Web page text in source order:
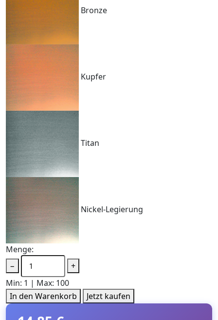
Bronze
Kupfer
Titan
Nickel-Legierung
Menge:
−
+
Min: 1 | Max: 100
In den Warenkorb
Jetzt kaufen